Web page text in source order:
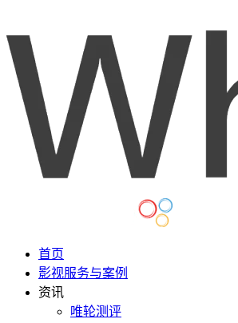
首页
影视服务与案例
资讯
唯轮测评